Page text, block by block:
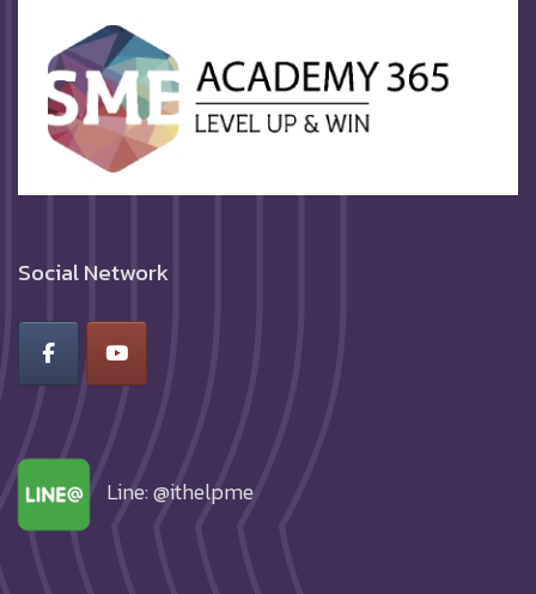
Social Network
Line: @ithelpme